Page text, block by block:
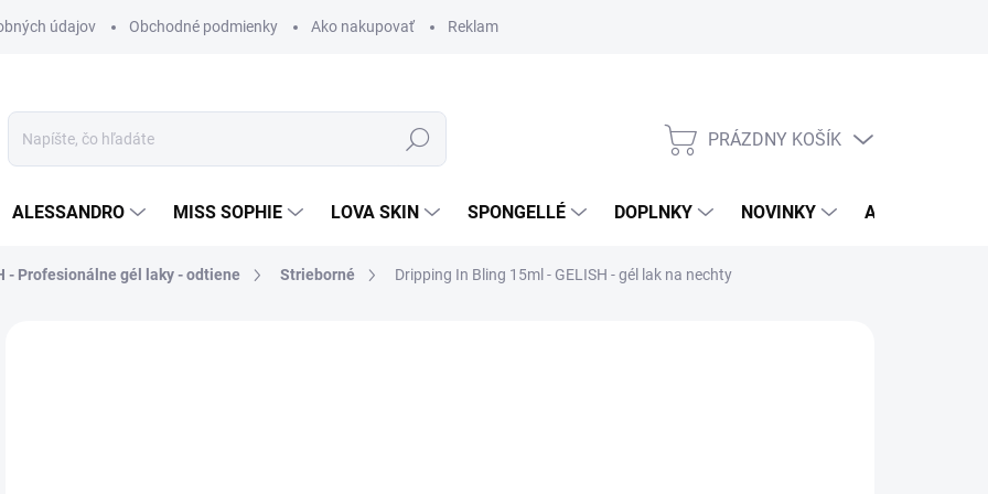
údajov Obchodné podmienky Ako nakupovať Reklamačný poriadok
Hľadať
NÁKUPNÝ
PRÁZDNY KOŠÍK
ALESSANDRO MISS SOPHIE LOVA SKIN SPONGELLÉ DOPLNKY NOVINKY AKCIA
- Profesionálne gél laky - odtiene Strieborné Dripping In Bling 15ml - GELISH - gél lak na nechty